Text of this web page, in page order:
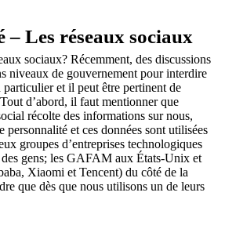
– Les réseaux sociaux
sociaux? Récemment, des discussions
niveaux de gouvernement pour interdire
particulier et il peut être pertinent de
d’abord, il faut mentionner que
récolte des informations sur nous,
personnalité et ces données sont utilisées
groupes d’entreprises technologiques
des gens; les GAFAM aux États-Unix et
Xiaomi et Tencent) du côté de la
que dès que nous utilisons un de leurs